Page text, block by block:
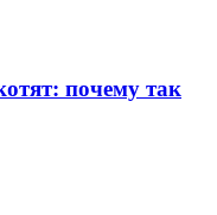
почему так